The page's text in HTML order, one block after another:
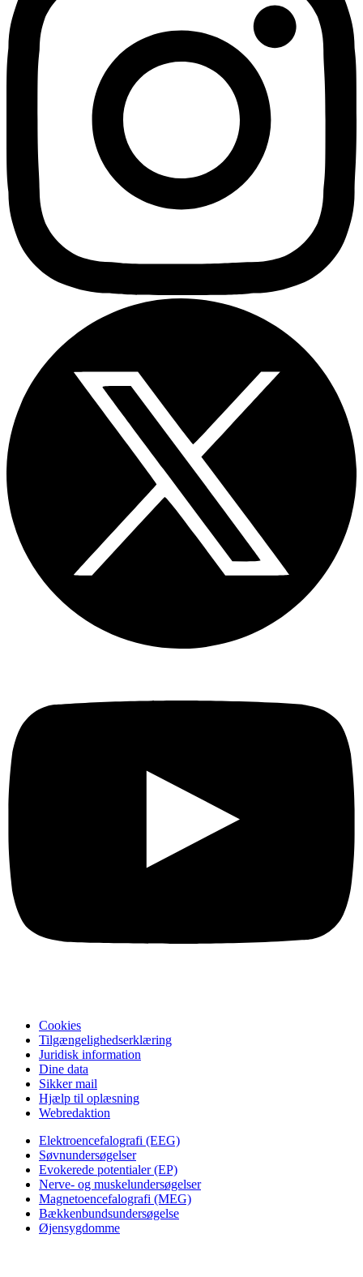
Cookies
Tilgængelighedserklæring
Juridisk information
Dine data
Sikker mail
Hjælp til oplæsning
Webredaktion
Elektroencefalografi (EEG)
Søvnundersøgelser
Evokerede potentialer (EP)
Nerve- og muskelundersøgelser
Magnetoencefalografi (MEG)
Bækkenbundsundersøgelse
Øjensygdomme